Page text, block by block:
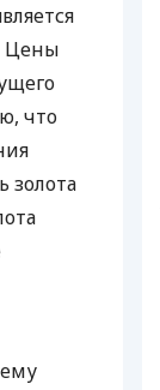
Цены
что
золота